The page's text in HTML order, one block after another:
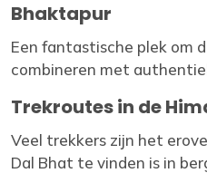
Bhaktapur
Een fantastische plek om
combineren met
Trekroutes in de
Veel trekkers zijn het
Dal Bhat te vinden is in